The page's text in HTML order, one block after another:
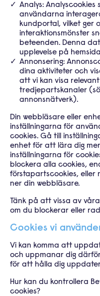
Analys:
användarna
kundportal,vilket ger
interaktionsmönster
beteenden. Denna
upplevelse på
Annonsering:
dina aktiviteter och
att vi kan visa
tredjepartskanaler
annonsnätverk).
Din webbläsare eller
inställningarna för
cookies. Gå till
enhet för att lära dig
inställningarna för
blockera alla cookies,
förstapartscookies, eller
ner din webbläsare.
Tänk på att vissa av
om du blockerar eller
Cookies vi
Vi kan komma att
och uppmanar dig
för att hålla dig
Hur kan du kontrollera
cookies?